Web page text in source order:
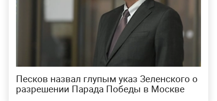
Песков назвал глупым указ Зеленского о
разрешении Парада Победы в Москве